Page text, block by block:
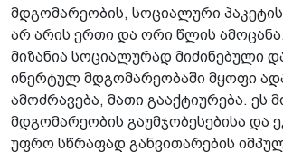
მდგომარეობის, სოციალური
არ არის ერთი და ორი წლის
მიზანია სოციალურად მიძინებული
ინერტულ მდგომარეობაში მყოფი
ამოძრავება, მათი გააქტიურება. ეს
მდგომარეობის გაუმჯობესებისა და
უფრო სწრაფად განვითარების